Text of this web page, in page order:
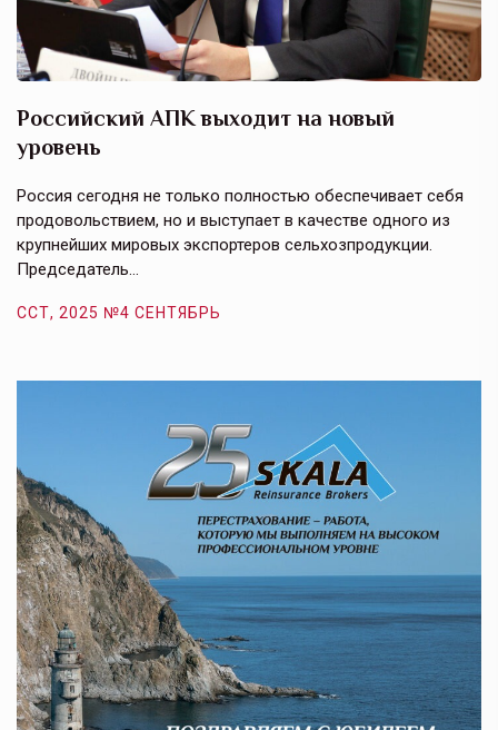
Российский АПК выходит на новый
уровень
Россия сегодня не только полностью обеспечивает себя
продовольствием, но и выступает в качестве одного из
крупнейших мировых экспортеров сельхозпродукции.
Председатель…
ССТ, 2025 №4 СЕНТЯБРЬ